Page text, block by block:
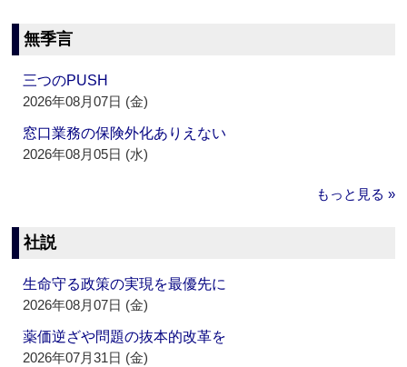
無季言
三つのPUSH
2026年08月07日 (金)
窓口業務の保険外化ありえない
2026年08月05日 (水)
もっと見る »
社説
生命守る政策の実現を最優先に
2026年08月07日 (金)
薬価逆ざや問題の抜本的改革を
2026年07月31日 (金)